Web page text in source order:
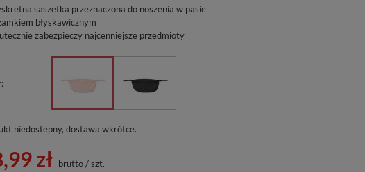
saszetka przeznaczona do noszenia w pasie
błyskawicznym
zabezpieczy najcenniejsze przedmioty
niedostepny, dostawa wkrótce
zł brutto/szt.